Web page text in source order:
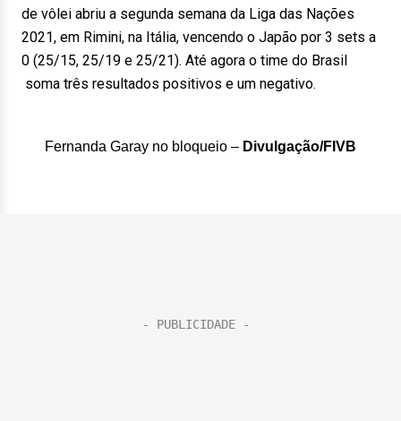
de vôlei abriu a segunda semana da Liga das Nações
2021, em Rimini, na Itália, vencendo o Japão por 3 sets a
0 (25/15, 25/19 e 25/21). Até agora o time do Brasil
soma três resultados positivos e um negativo.
Fernanda Garay no bloqueio – Divulgação/FIVB